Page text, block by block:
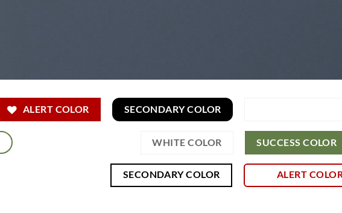
SECONDARY COLOR
ALERT COLOR
SUCCESS COLOR
WHITE COLOR
ALERT
SECONDARY COLOR